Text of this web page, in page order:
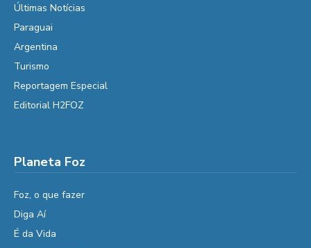
Últimas Notícias
Paraguai
Argentina
Turismo
Reportagem Especial
Editorial H2FOZ
Planeta Foz
Foz, o que fazer
Diga Aí
É da Vida